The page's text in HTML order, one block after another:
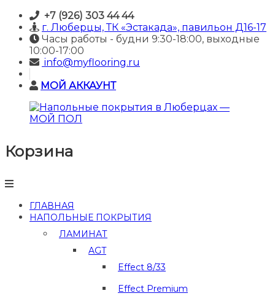
Skip
content
+7 (926) 303 44 44
г. Люберцы, ТК «Эстакада», павильон Д16-17
Часы работы - будни 9:30-18:00, выходные
10:00-17:00
info@myflooring.ru
МОЙ АККАУНТ
Напольные
покрытия
Люберцах
МОЙ
ПОЛ
Корзина
ГЛАВНАЯ
НАПОЛЬНЫЕ ПОКРЫТИЯ
ЛАМИНАТ
AGT
Effect 8/33
Effect Premium